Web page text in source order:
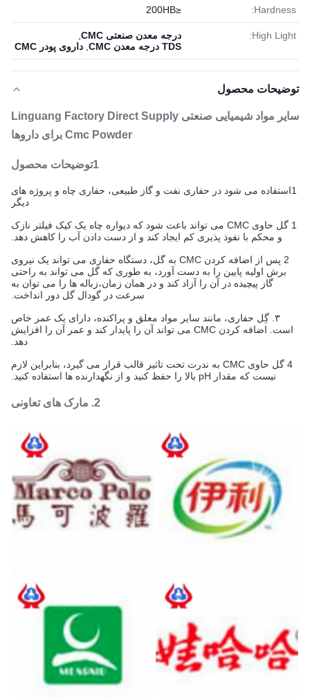
Hardness:
≤200HB
High Light: درجه معدن صنعتی CMC
TDS درجه معدن CMC
داروی پودر CMC
توضیحات محصول
سایر مواد شیمیایی صنعتی Linguang Factory Direct Supply
Cmc Powder برای داروها
1توضیحات محصول
1استفاده می شود در حفاری نفت و گاز طبیعی، حفاری چاه و پروژه های
دیگر
1 گل حاوی CMC می تواند باعث شود که دیواره چاه یک کیک فیلتر نازک
و محکم با نفوذ پذیری کم ایجاد کند و از دست دادن آب را کاهش دهد.
2 پس از اضافه کردن CMC به گل، دستگاه حفاری می تواند یک نیروی
برش اولیه پایین را به دست آورد، به طوری که گل می تواند به راحتی
گاز پیچیده در آن را آزاد کند و در همان زمان،زباله ها را می توان به
سرعت در گودال گل دور انداخت.
۳. گِل حفاری، مانند سایر مواد معلق و پراکنده، دارای یک عمر خاص
است. اضافه کردن CMC می تواند آن را پایدار کند و عمر آن را افزایش
دهد.
4 گل حاوی CMC به ندرت تحت تاثیر قالب قرار می گیرد، بنابراین لازم
نیست که مقدار pH بالا را حفظ کنید و از نگهدارنده ها استفاده کنید.
2. مارک های تعاونی